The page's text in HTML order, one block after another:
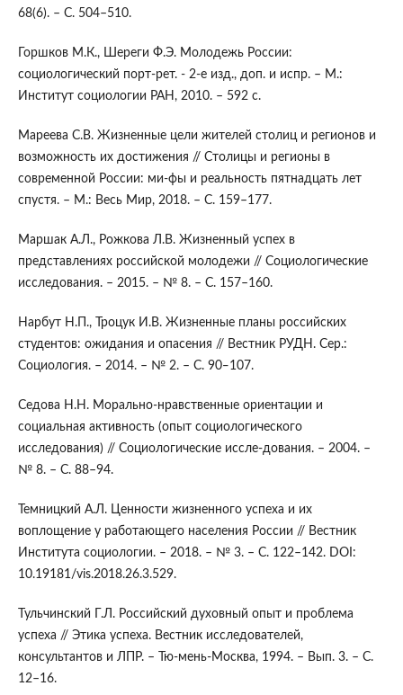
68(6). – С. 504–510.
Горшков М.К., Шереги Ф.Э. Молодежь России:
социологический порт-рет. - 2-е изд., доп. и испр. – М.:
Институт социологии РАН, 2010. – 592 с.
Мареева С.В. Жизненные цели жителей столиц и регионов и
возможность их достижения // Столицы и регионы в
современной России: ми-фы и реальность пятнадцать лет
спустя. – М.: Весь Мир, 2018. – С. 159–177.
Маршак А.Л., Рожкова Л.В. Жизненный успех в
представлениях российской молодежи // Социологические
исследования. – 2015. – № 8. – С. 157–160.
Нарбут Н.П., Троцук И.В. Жизненные планы российских
студентов: ожидания и опасения // Вестник РУДН. Сер.:
Социология. – 2014. – № 2. – С. 90‒107.
Седова Н.Н. Морально-нравственные ориентации и
социальная активность (опыт социологического
исследования) // Социологические иссле-дования. – 2004. –
№ 8. – С. 88–94.
Темницкий А.Л. Ценности жизненного успеха и их
воплощение у работающего населения России // Вестник
Института социологии. – 2018. – № 3. – С. 122–142. DOI:
10.19181/vis.2018.26.3.529.
Тульчинский Г.Л. Российский духовный опыт и проблема
успеха // Этика успеха. Вестник исследователей,
консультантов и ЛПР. – Тю-мень-Москва, 1994. – Вып. 3. – С.
12–16.